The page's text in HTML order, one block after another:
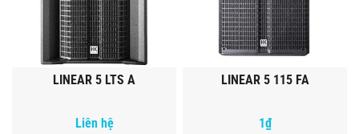
LINEAR 5 LTS A
Liên hệ
LINEAR 5 115 FA
1₫